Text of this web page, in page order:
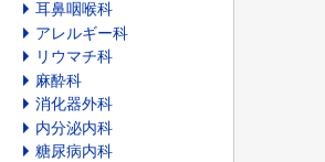
耳鼻咽喉科
アレルギー科
リウマチ科
麻酔科
消化器外科
内分泌内科
糖尿病内科